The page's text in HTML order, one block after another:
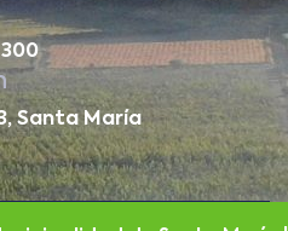
300
Santa María